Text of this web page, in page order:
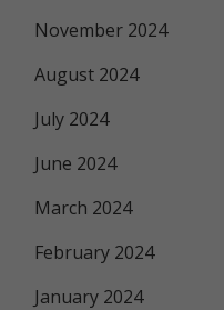
November 2024
August 2024
July 2024
June 2024
March 2024
February 2024
January 2024